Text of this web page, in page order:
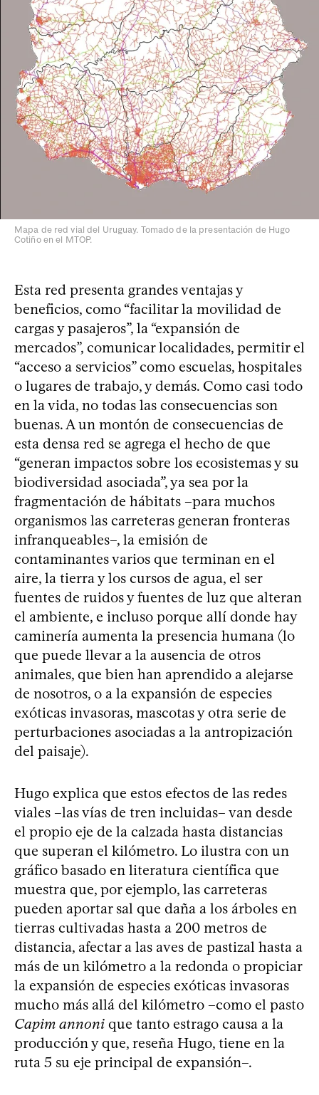
Mapa de red vial del Uruguay. Tomado de la presentación de Hugo
Cotiño en el MTOP.
Esta red presenta grandes ventajas y
beneficios, como “facilitar la movilidad de
cargas y pasajeros”, la “expansión de
mercados”, comunicar localidades, permitir el
“acceso a servicios” como escuelas, hospitales
o lugares de trabajo, y demás. Como casi todo
en la vida, no todas las consecuencias son
buenas. A un montón de consecuencias de
esta densa red se agrega el hecho de que
“generan impactos sobre los ecosistemas y su
biodiversidad asociada”, ya sea por la
fragmentación de hábitats –para muchos
organismos las carreteras generan fronteras
infranqueables–, la emisión de
contaminantes varios que terminan en el
aire, la tierra y los cursos de agua, el ser
fuentes de ruidos y fuentes de luz que alteran
el ambiente, e incluso porque allí donde hay
caminería aumenta la presencia humana (lo
que puede llevar a la ausencia de otros
animales, que bien han aprendido a alejarse
de nosotros, o a la expansión de especies
exóticas invasoras, mascotas y otra serie de
perturbaciones asociadas a la antropización
del paisaje).
Hugo explica que estos efectos de las redes
viales –las vías de tren incluidas– van desde
el propio eje de la calzada hasta distancias
que superan el kilómetro. Lo ilustra con un
gráfico basado en literatura científica que
muestra que, por ejemplo, las carreteras
pueden aportar sal que daña a los árboles en
tierras cultivadas hasta a 200 metros de
distancia, afectar a las aves de pastizal hasta a
más de un kilómetro a la redonda o propiciar
la expansión de especies exóticas invasoras
mucho más allá del kilómetro –como el pasto
Capim annoni que tanto estrago causa a la
producción y que, reseña Hugo, tiene en la
ruta 5 su eje principal de expansión–.